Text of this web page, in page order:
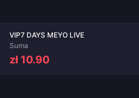
VIP7 DAYS MEYO LIVE
Suma
zł 10.90